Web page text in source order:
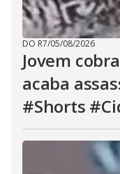
DO R7/05/08/2026
Jovem
acaba
#Shorts